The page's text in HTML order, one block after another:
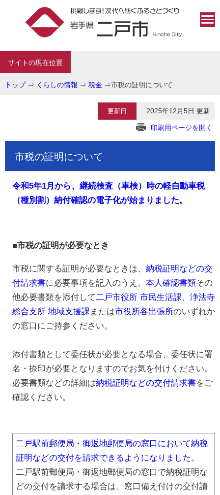
サイトの現在位置
トップ⇒ くらしの情報 ⇒ 税金 ⇒市税の証明について
更新日 2025年12月5日 更新
印刷用ページを開く
市税の証明について
令和5年1月から、継続検査（車検）時の軽自動車税
（種別割）納付確認の電子化が始まりました。
■市税の証明が必要なとき
市税に関する証明が必要なときは、 納税証明などの交
付請求書に必要事項を記入のうえ、 本人確認書類その
他必要書類を添付して二戸市役所 市民生活課、浄法寺
総合支所 地域支援課 または市役所各出張所のいずれか
の窓口にご持参ください。
添付書類として委任状が必要となる場合、委任状に署
名・捺印が必要となりますのでお気を付けください。
必要書類などの詳細は納税証明などの交付請求書をご
確認ください。
二戸駅前郵便局・御返地郵便局の窓口において納税
証明などの交付を請求できるようになりました。
二戸駅前郵便局・御返地郵便局の窓口で納税証明な
どの交付を請求する場合は、窓口備え付けの交付請